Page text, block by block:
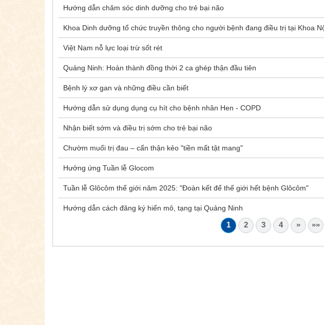
Hướng dẫn chăm sóc dinh dưỡng cho trẻ bại não
Khoa Dinh dưỡng tổ chức truyền thông cho người bệnh đang điều trị tại Khoa
Việt Nam nỗ lực loại trừ sốt rét
Quảng Ninh: Hoàn thành đồng thời 2 ca ghép thận đầu tiên
Bệnh lý xơ gan và những điều cần biết
Hướng dẫn sử dụng dụng cụ hít cho bệnh nhân Hen - COPD
Nhận biết sớm và điều trị sớm cho trẻ bại não
Chườm muối trị đau – cẩn thận kẻo "tiền mất tật mang"
Hưởng ứng Tuần lễ Glocom
Tuần lễ Glôcôm thế giới năm 2025: "Đoàn kết để thế giới hết bệnh Glôcôm"
Hướng dẫn cách đăng ký hiến mô, tạng tại Quảng Ninh
1 2 3 4 » »»